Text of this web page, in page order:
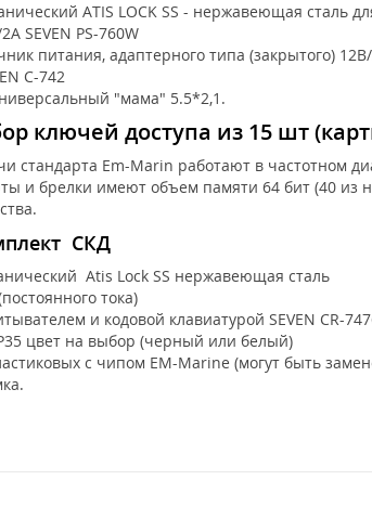
ATIS LOCK SS - нержавеющая сталь
SEVEN PS-760W
питания, адаптерного типа (закрытого)
C-742
"мама" 5.5*2,1.
ключей доступа из 15 шт
Em-Marin работают в частотном
и брелки имеют объем памяти 64 бит (40 из
СКД
Atis Lock SS нержавеющая сталь
тока)
и кодовой клавиатурой SEVEN CR-
цвет на выбор (черный или белый)
с чипом EM-Marine (могут быть